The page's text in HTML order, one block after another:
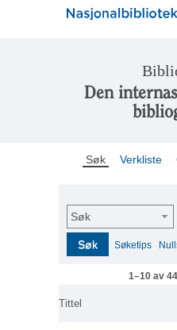
Den
Søk Verkliste
Søk
Søk Søketips
1–10 av
Tittel